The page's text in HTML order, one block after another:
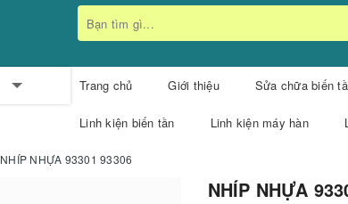
Trang chủ Giới thiệu Sửa chữa biến
Linh kiện biến tần Linh kiện máy hàn
NHÍP NHỰA 93301 93306
NHÍP NHỰA